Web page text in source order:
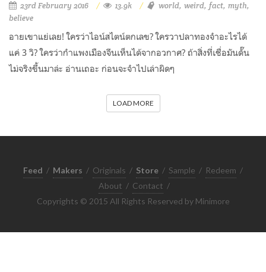
23rd February 2016 13.9k world weird fact myth
believe
อายเขาแย่เลย! ใครว่าไอน์สไตน์ตกเลข? ใครวาปลาทองจำอะไรได้
แค่ 3 วิ? ใครว่ากำแพงเมืองจีนเห็นได้จากอวกาศ? ถ้าสิ่งที่เชื่อมันดั๊น
ไม่จริงขึ้นมาล่ะ อ่านเถอะ ก่อนจะจำไปเล่าผิดๆ
LOAD MORE
Feed / Makers / Originals / Store / Sample / Redeem /
About / Contact /
Copyrights © 2015 All Rights Reserved by Minimore